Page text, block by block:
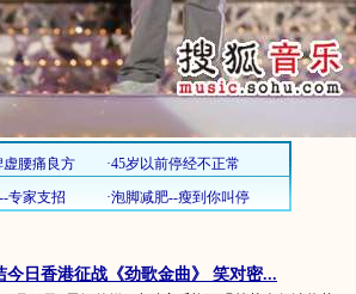
今日香港征战《劲歌金曲》 笑对密...